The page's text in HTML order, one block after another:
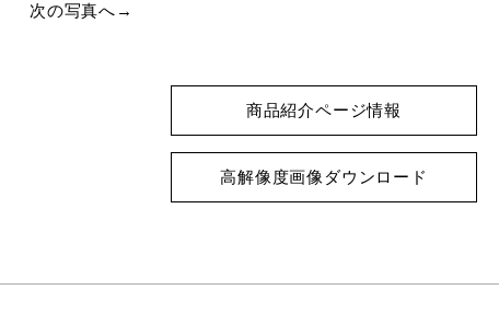
次の写真へ→
商品紹介ページ情報
高解像度画像ダウンロード